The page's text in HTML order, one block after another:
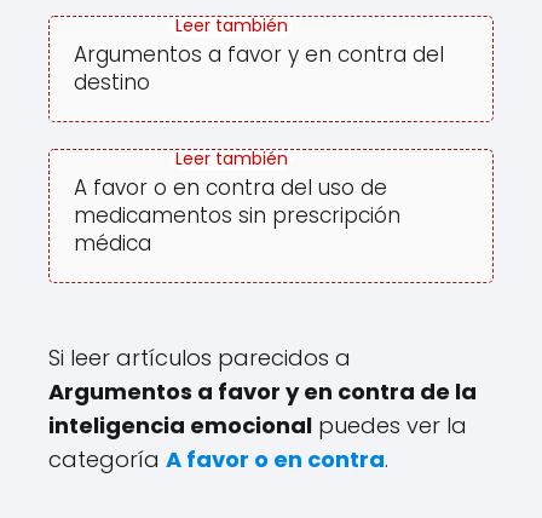
Argumentos a favor y en contra del
destino
A favor o en contra del uso de
medicamentos sin prescripción
médica
Si leer artículos parecidos a
Argumentos a favor y en contra de la
inteligencia emocional puedes ver la
categoría A favor o en contra.